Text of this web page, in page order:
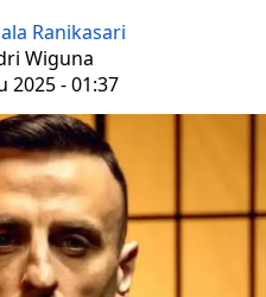
Ranikasari
Wiguna
2025 - 01:37